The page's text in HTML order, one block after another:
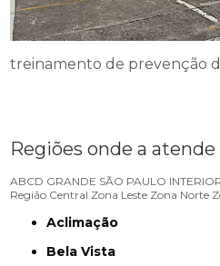
treinamento de prevenção
Regiões onde a atende
ABCD GRANDE SÃO PAULO
Região Central Zona Leste Zona Norte
Aclimação
Bela Vista